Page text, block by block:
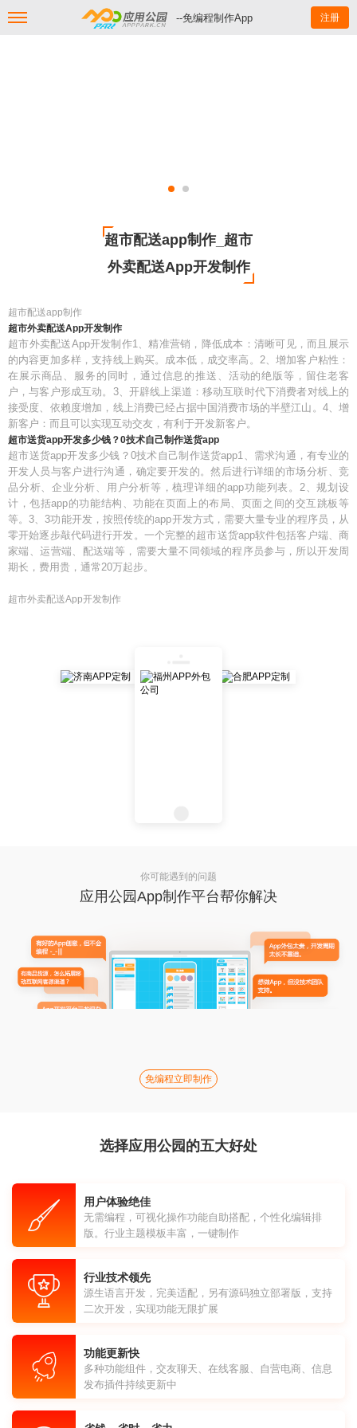
--免编程制作App 注册
超市配送app制作_超市
外卖配送App开发制作
超市配送app制作
超市外卖配送App开发制作
超市外卖配送App开发制作1、精准营销，降低成本：清晰可见，而且展示
的内容更加多样，支持线上购买。成本低，成交率高。2、增加客户粘性：
在展示商品、服务的同时，通过信息的推送、活动的绝版等，留住老客
户，与客户形成互动。3、开辟线上渠道：移动互联时代下消费者对线上的
接受度、依赖度增加，线上消费已经占据中国消费市场的半壁江山。4、增
新客户：而且可以实现互动交友，有利于开发新客户。
超市送货app开发多少钱？0技术自己制作送货app
超市送货app开发多少钱？0技术自己制作送货app1、需求沟通，有专业的
开发人员与客户进行沟通，确定要开发的。然后进行详细的市场分析、竞
品分析、企业分析、用户分析等，梳理详细的app功能列表。2、规划设
计，包括app的功能结构、功能在页面上的布局、页面之间的交互跳板等
等。3、3功能开发，按照传统的app开发方式，需要大量专业的程序员，从
零开始逐步敲代码进行开发。一个完整的超市送货app软件包括客户端、商
家端、运营端、配送端等，需要大量不同领域的程序员参与，所以开发周
期长，费用贵，通常20万起步。
超市外卖配送App开发制作
你可能遇到的问题
应用公园App制作平台帮你解决
免编程立即制作
选择应用公园的五大好处
用户体验绝佳
无需编程，可视化操作功能自助搭配，个性化编辑排
版。行业主题模板丰富，一键制作
行业技术领先
源生语言开发，完美适配，另有源码独立部署版，支持
二次开发，实现功能无限扩展
功能更新快
多种功能组件，交友聊天、在线客服、自营电商、信息
发布插件持续更新中